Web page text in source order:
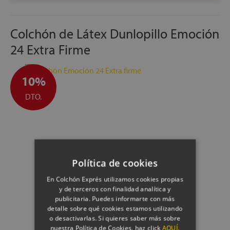
FABRICACIÓN ESPAÑOLA
ALTURA:
+/- 24 cm
Colchón de Látex Dunlopillo Emoción
24 Extra Firme
10%
DTO.
Política de cookies
En Colchón Exprés utilizamos cookies propias
y de terceros con finalidad analítica y
publicitaria. Puedes informarte con más
detalle sobre qué cookies estamos utilizando
o desactivarlas. Si quieres saber más sobre
nuestra Política de Cookies, haz clickAQUÍ.